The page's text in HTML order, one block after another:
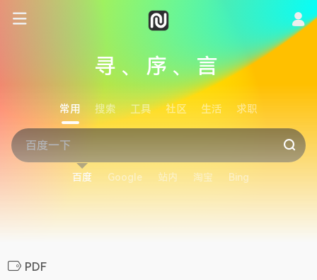
寻、序、言
常用 搜索 工具 社区 生活 求职
百度 Google 站内 淘宝 Bing
PDF